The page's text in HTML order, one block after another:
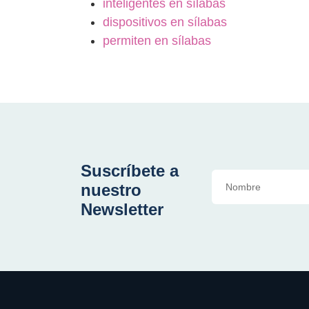
inteligentes en sílabas
dispositivos en sílabas
permiten en sílabas
Suscríbete a
nuestro
Newsletter